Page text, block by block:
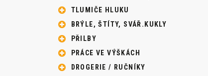
TLUMIČE HLUKU
BRÝLE, ŠTÍTY, SVÁŘ.KUKLY
PŘILBY
PRÁCE VE VÝŠKÁCH
DROGERIE / RUČNÍKY